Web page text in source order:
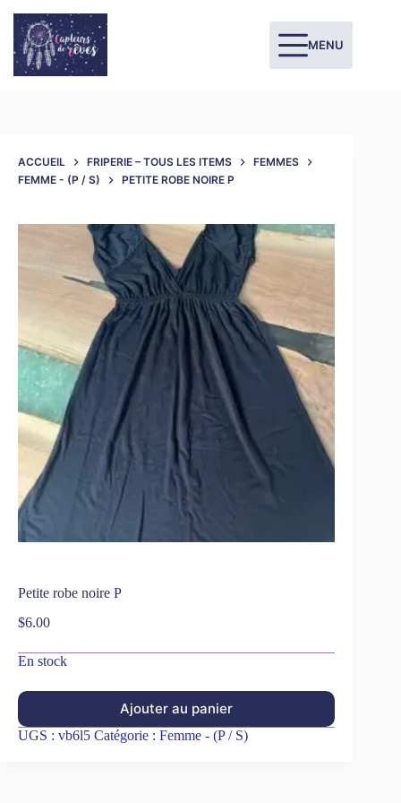
MENU
ACCUEIL FRIPERIE – TOUS LES ITEMS
FEMMES
FEMME - (P / S)
PETITE ROBE NOIRE P
Petite robe noire P
$6.00
En stock
Ajouter au panier
UGS : vb6l5 Catégorie : Femme - (P / S)